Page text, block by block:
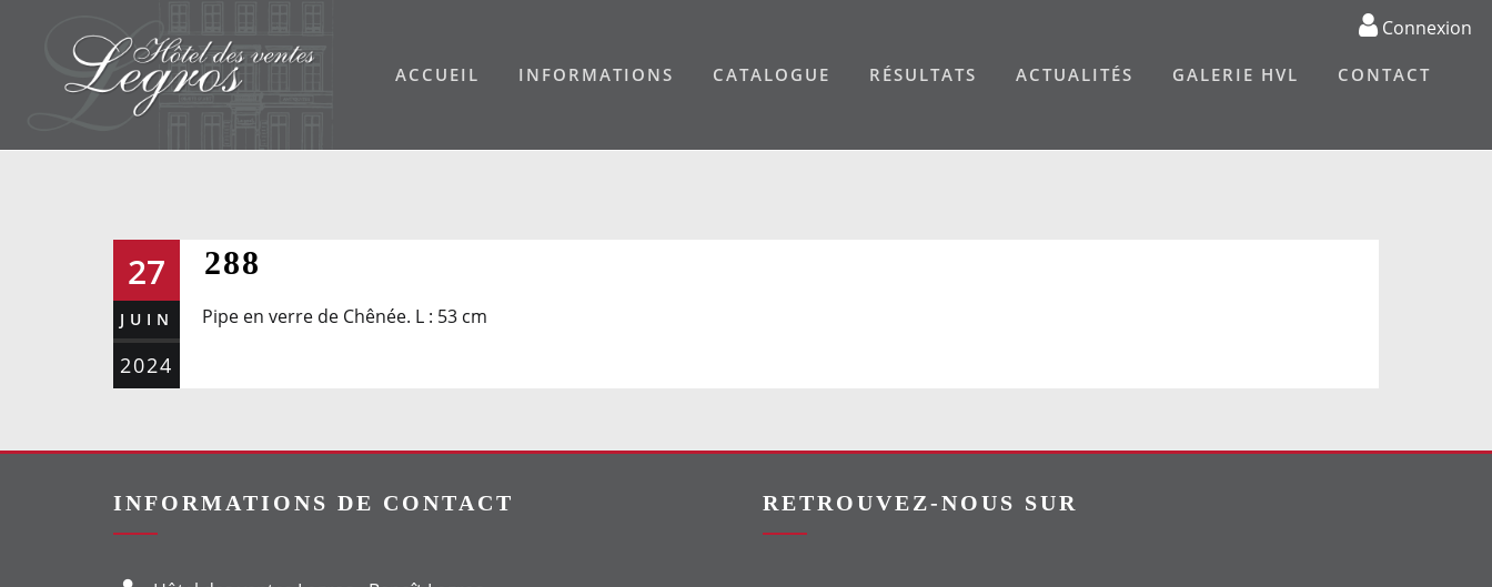
ACCUEIL INFORMATIONS CATALOGUE RÉSULTATS ACTUALITÉS GALERIE HVL CONTACT
Connexion
27
JUIN
2024
288
Pipe en verre de Chênée. L : 53 cm
INFORMATIONS DE CONTACT RETROUVEZ-NOUS SUR